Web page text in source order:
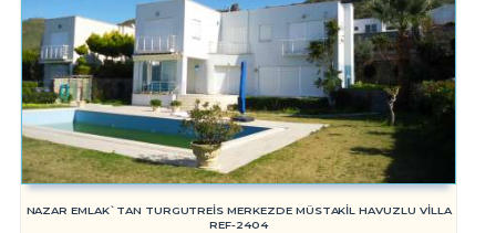
NAZAR EMLAK`TAN TURGUTREİS MERKEZDE MÜSTAKİL HAVUZLU VİLLA
REF-2404